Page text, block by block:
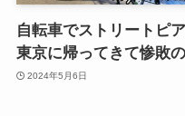
自転車でストリートピ
東京に帰ってきて惨敗
2024年5月6日